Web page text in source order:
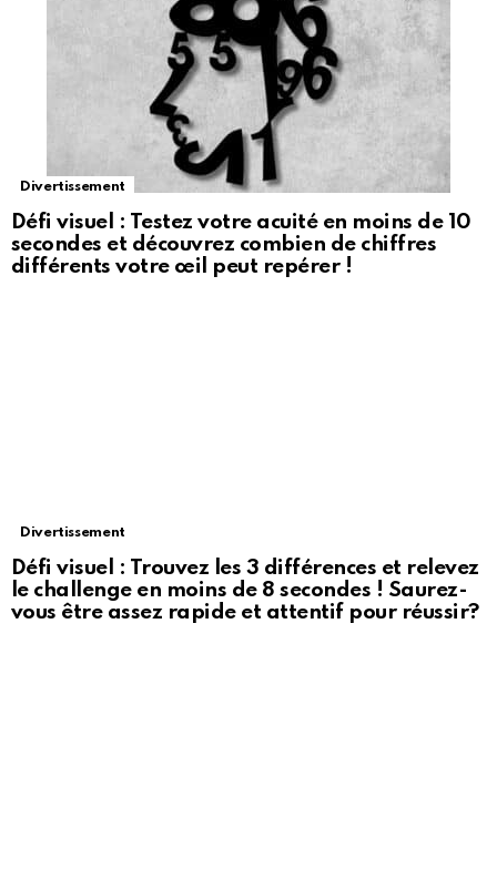
Divertissement
Défi visuel : Testez votre acuité en moins de 10
secondes et découvrez combien de chiffres
différents votre œil peut repérer !
Divertissement
Défi visuel : Trouvez les 3 différences et relevez
le challenge en moins de 8 secondes ! Saurez-
vous être assez rapide et attentif pour réussir?